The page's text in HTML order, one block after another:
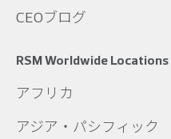
CEOブログ
RSM Worldwide Locations
アフリカ
アジア・パシフィック